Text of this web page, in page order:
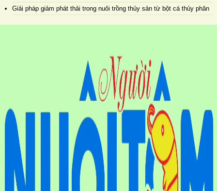
Giải pháp giảm phát thải trong nuôi trồng thủy sản từ bột cá thủy phân